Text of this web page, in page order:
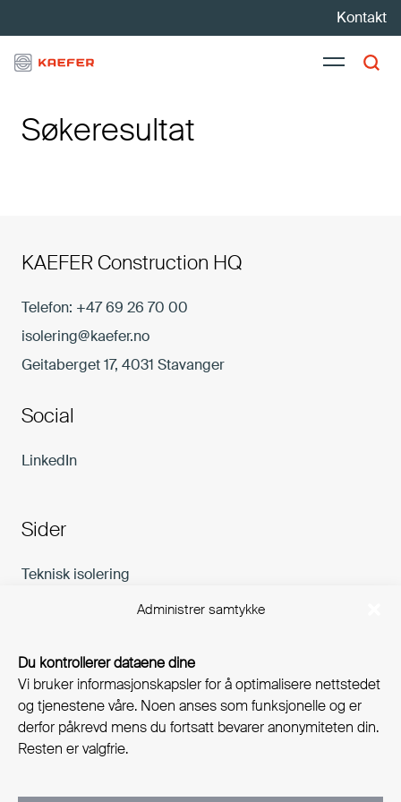
Administrer samtykke
Du kontrollerer dataene dine
Vi bruker informasjonskapsler for å optimalisere nettstedet
og tjenestene våre. Noen anses som funksjonelle og er
derfor påkrevd mens du fortsatt bevarer anonymiteten din.
Resten er valgfrie.
Kontakt
Teknisk isolering
Aktuelt
Bærekraft
Søkeresultat
KAEFER Construction HQ
Telefon: +47 69 26 70 00
isolering@kaefer.no
Geitaberget 17, 4031 Stavanger
Social
LinkedIn
Sider
Teknisk isolering
Bærekraft
Kontakt
Nyhetsbrev